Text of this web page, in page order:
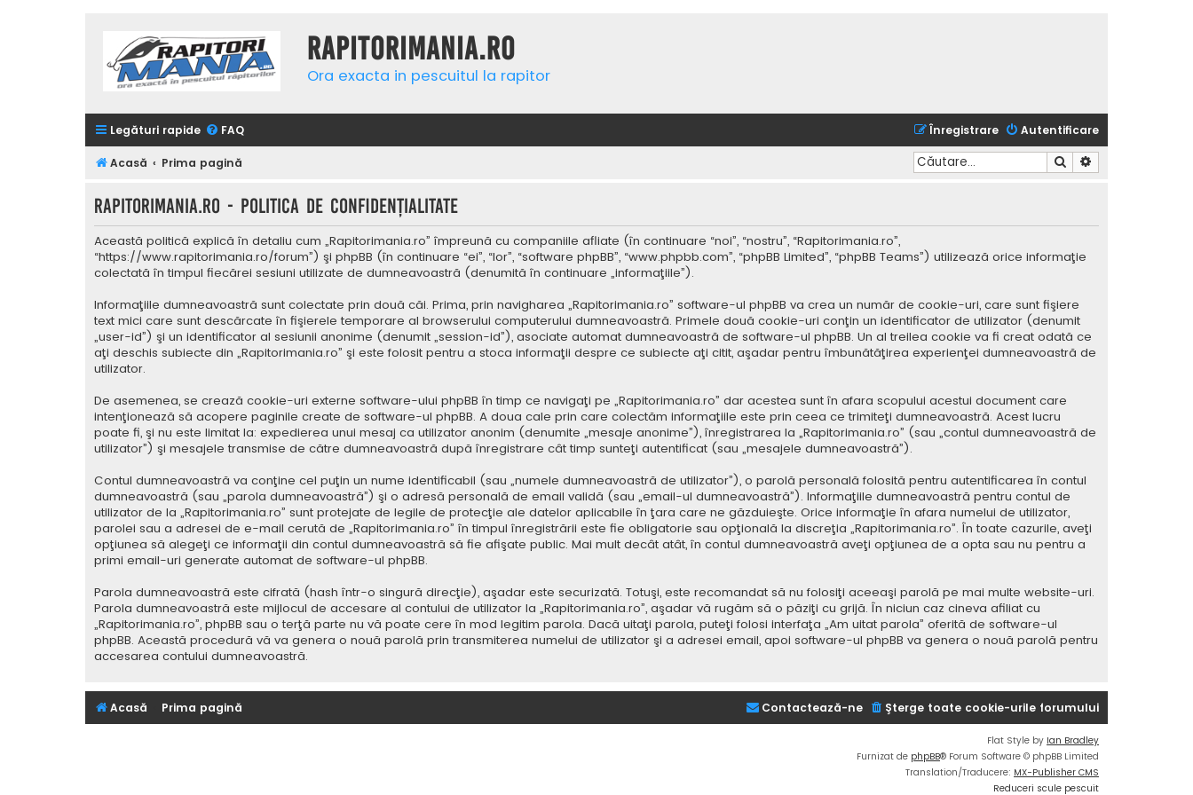
Rapitorimania.ro
Ora exacta in pescuitul la rapitor
Legături rapide FAQ Autentificare
Înregistrare
Acasă Prima pagină Căutare
Rapitorimania.ro - Politica de confidenţialitate
Această politică explică în detaliu cum „Rapitorimania.ro” împreună cu companiile afliate (în continuare “noi”, “nostru”, “Rapitorimania.ro”,
“https://www.rapitorimania.ro/forum”) şi phpBB (în continuare “ei”, “lor”, “software phpBB”, “www.phpbb.com”, “phpBB Limited”, “phpBB Teams”) utilizează orice informaţie
colectată în timpul fiecărei sesiuni utilizate de dumneavoastră (denumită în continuare „informaţiile”).
Informaţiile dumneavoastră sunt colectate prin două căi. Prima, prin navigharea „Rapitorimania.ro” software-ul phpBB va crea un număr de cookie-uri, care sunt fişiere
text mici care sunt descărcate în fişierele temporare al browserului computerului dumneavoastră. Primele două cookie-uri conţin un identificator de utilizator (denumit
„user-id”) şi un identificator al sesiunii anonime (denumit „session-id”), asociate automat dumneavoastră de software-ul phpBB. Un al treilea cookie va fi creat odată ce
aţi deschis subiecte din „Rapitorimania.ro” şi este folosit pentru a stoca informaţii despre ce subiecte aţi citit, aşadar pentru îmbunătăţirea experienţei dumneavoastră de
utilizator.
De asemenea, se crează cookie-uri externe software-ului phpBB în timp ce navigaţi pe „Rapitorimania.ro” dar acestea sunt în afara scopului acestui document care
intenţionează să acopere paginile create de software-ul phpBB. A doua cale prin care colectăm informaţiile este prin ceea ce trimiteţi dumneavoastră. Acest lucru
poate fi, şi nu este limitat la: expedierea unui mesaj ca utilizator anonim (denumite „mesaje anonime”), înregistrarea la „Rapitorimania.ro” (sau „contul dumneavoastră de
utilizator”) şi mesajele transmise de către dumneavoastră după înregistrare cât timp sunteţi autentificat (sau „mesajele dumneavoastră”).
Contul dumneavoastră va conţine cel puţin un nume identificabil (sau „numele dumneavoastră de utilizator”), o parolă personală folosită pentru autentificarea în contul
dumneavoastră (sau „parola dumneavoastră”) şi o adresă personală de email validă (sau „email-ul dumneavoastră”). Informaţiile dumneavoastră pentru contul de
utilizator de la „Rapitorimania.ro” sunt protejate de legile de protecţie ale datelor aplicabile în ţara care ne găzduieşte. Orice informaţie în afara numelui de utilizator,
parolei sau a adresei de e-mail cerută de „Rapitorimania.ro” în timpul înregistrării este fie obligatorie sau opţională la discreţia „Rapitorimania.ro”. În toate cazurile, aveţi
opţiunea să alegeţi ce informaţii din contul dumneavoastră să fie afişate public. Mai mult decât atât, în contul dumneavoastră aveţi opţiunea de a opta sau nu pentru a
primi email-uri generate automat de software-ul phpBB.
Parola dumneavoastră este cifrată (hash într-o singură direcţie), aşadar este securizată. Totuşi, este recomandat să nu folosiţi aceeaşi parolă pe mai multe website-uri.
Parola dumneavoastră este mijlocul de accesare al contului de utilizator la „Rapitorimania.ro”, aşadar vă rugăm să o păziţi cu grijă. În niciun caz cineva afiliat cu
„Rapitorimania.ro”, phpBB sau o terţă parte nu vă poate cere în mod legitim parola. Dacă uitaţi parola, puteţi folosi interfaţa „Am uitat parola” oferită de software-ul
phpBB. Această procedură vă va genera o nouă parolă prin transmiterea numelui de utilizator şi a adresei email, apoi software-ul phpBB va genera o nouă parolă pentru
accesarea contului dumneavoastră.
Acasă Prima pagină Şterge toate cookie-urile forumului
Contactează-ne
Flat Style by Ian Bradley
Furnizat de phpBB® Forum Software © phpBB Limited
Translation/Traducere: MX-Publisher CMS
Reduceri scule pescuit